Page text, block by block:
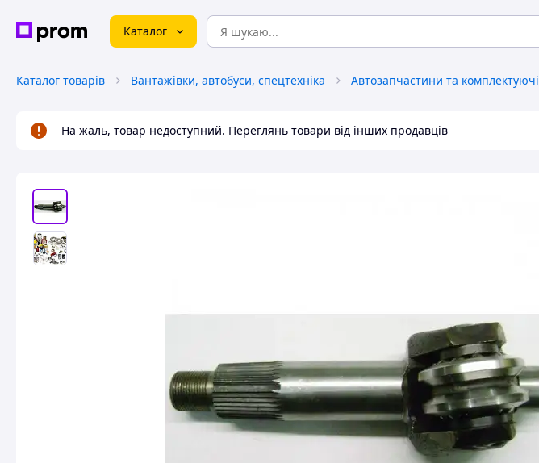
Каталог
Каталог товарів Вантажівки, автобуси, спецтехніка Автозапчастини та комплектуючі
На жаль, товар недоступний. Переглянь товари від інших продавців